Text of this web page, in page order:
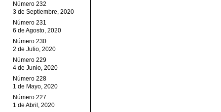
Número 232
3 de Septiembre, 2020
Número 231
6 de Agosto, 2020
Número 230
2 de Julio, 2020
Número 229
4 de Junio, 2020
Número 228
1 de Mayo, 2020
Número 227
1 de Abril, 2020